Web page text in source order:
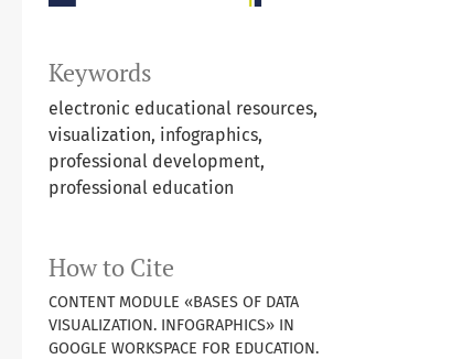
Keywords
electronic educational resources,
visualization, infographics,
professional development,
professional education
How to Cite
CONTENT MODULE «BASES OF DATA
VISUALIZATION. INFOGRAPHICS» IN
GOOGLE WORKSPACE FOR EDUCATION.